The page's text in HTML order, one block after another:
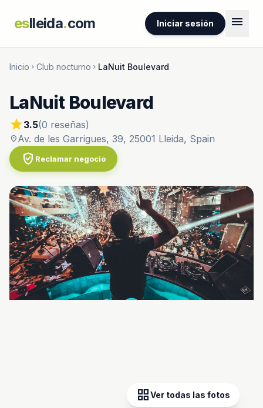
eslleida.com Iniciar sesión menu
Inicio chevron_right Club nocturno chevron_right LaNuit Boulevard
LaNuit Boulevard
star3.5(0 reseñas)
location_onAv. de les Garrigues, 39, 25001 Lleida, Spain
verified_user Reclamar negocio
grid_viewVer todas las fotos